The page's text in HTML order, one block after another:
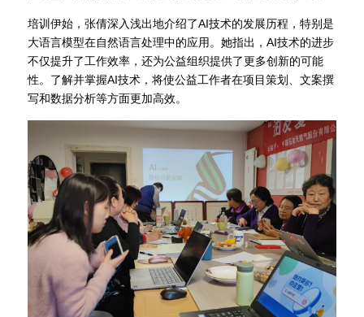
培训伊始，张倩深入浅出地介绍了AI技术的发展历程，特别是
大语言模型在自然语言处理中的应用。她指出，AI技术的进步
不仅提升了工作效率，还为公益组织提供了更多创新的可能
性。了解并掌握AI技术，将使公益工作者在项目策划、文案撰
写和数据分析等方面更加高效。